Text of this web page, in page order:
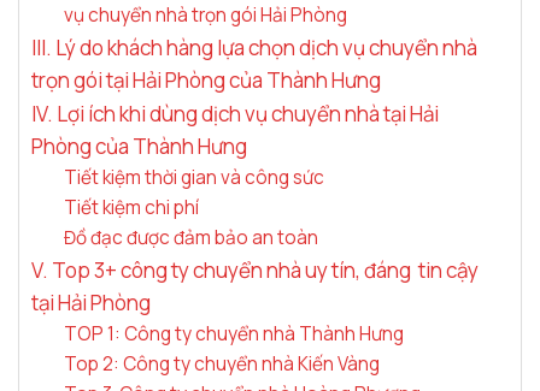
vụ chuyển nhà trọn gói Hải Phòng
III. Lý do khách hàng lựa chọn dịch vụ chuyển nhà
trọn gói tại Hải Phòng của Thành Hưng
IV. Lợi ích khi dùng dịch vụ chuyển nhà tại Hải
Phòng của Thành Hưng
Tiết kiệm thời gian và công sức
Tiết kiệm chi phí
Đồ đạc được đảm bảo an toàn
V. Top 3+ công ty chuyển nhà uy tín, đáng tin cậy
tại Hải Phòng
TOP 1: Công ty chuyển nhà Thành Hưng
Top 2: Công ty chuyển nhà Kiến Vàng